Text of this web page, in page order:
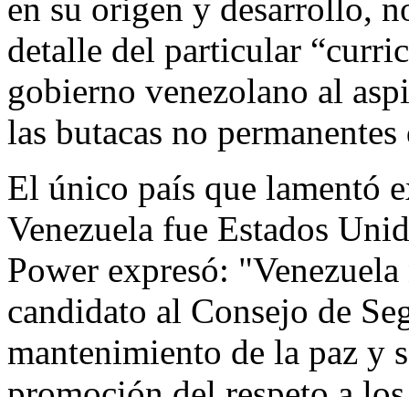
en su origen y desarrollo,
detalle del particular
gobierno venezolano al
las butacas no
El único país que lamentó
Venezuela fue Estados
Power expresó:
candidato al Consejo de
mantenimiento de la paz y